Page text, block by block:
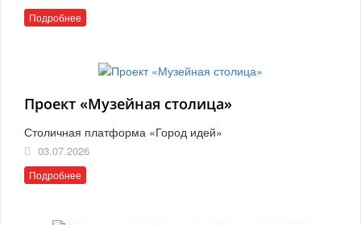
Подробнее
Проект «Музейная столица»
Столичная платформа «Город идей»
03.07.2026
Подробнее